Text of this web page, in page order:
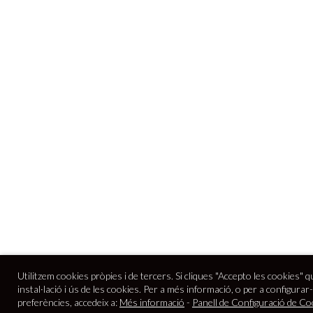
Utilitzem cookies pròpies i de tercers. Si cliques "Accepto les cookies"
instal·lació i ús de les cookies. Per a més informació, o per a
preferències, accedeix a: Més informació - Panell de Configuració de